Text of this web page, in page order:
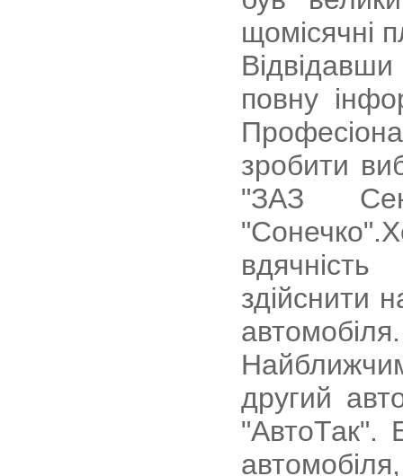
щомісячні
повну
зробити
"ЗАЗ
здійснити
автомобіля.
другий
"АвтоТак".